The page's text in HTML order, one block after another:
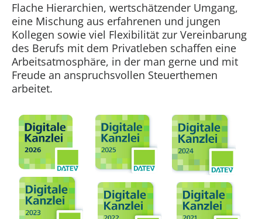
Flache Hierarchien, wertschätzender Umgang,
eine Mischung aus erfahrenen und jungen
Kollegen sowie viel Flexibilität zur Vereinbarung
des Berufs mit dem Privatleben schaffen eine
Arbeitsatmosphäre, in der man gerne und mit
Freude an anspruchsvollen Steuerthemen
arbeitet.